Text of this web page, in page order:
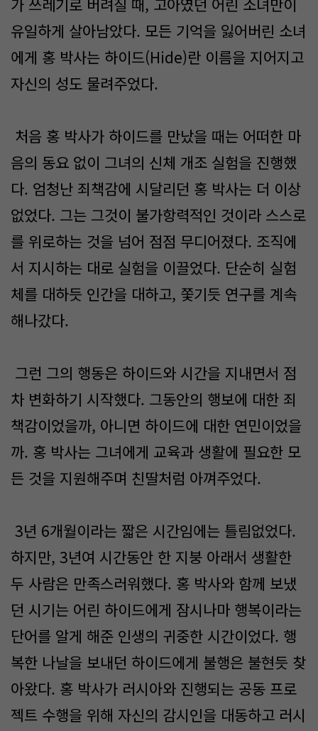
가 쓰레기로 버려질 때, 고아였던 어린 소녀만이
유일하게 살아남았다. 모든 기억을 잃어버린 소녀
에게 홍 박사는 하이드(Hide)란 이름을 지어지고
자신의 성도 물려주었다.
처음 홍 박사가 하이드를 만났을 때는 어떠한 마
음의 동요 없이 그녀의 신체 개조 실험을 진행했
다. 엄청난 죄책감에 시달리던 홍 박사는 더 이상
없었다. 그는 그것이 불가항력적인 것이라 스스로
를 위로하는 것을 넘어 점점 무디어졌다. 조직에
서 지시하는 대로 실험을 이끌었다. 단순히 실험
체를 대하듯 인간을 대하고, 쫓기듯 연구를 계속
해나갔다.
그런 그의 행동은 하이드와 시간을 지내면서 점
차 변화하기 시작했다. 그동안의 행보에 대한 죄
책감이었을까, 아니면 하이드에 대한 연민이었을
까. 홍 박사는 그녀에게 교육과 생활에 필요한 모
든 것을 지원해주며 친딸처럼 아껴주었다.
3년 6개월이라는 짧은 시간임에는 틀림없었다.
하지만, 3년여 시간동안 한 지붕 아래서 생활한
두 사람은 만족스러워했다. 홍 박사와 함께 보냈
던 시기는 어린 하이드에게 잠시나마 행복이라는
단어를 알게 해준 인생의 귀중한 시간이었다. 행
복한 나날을 보내던 하이드에게 불행은 불현듯 찾
아왔다. 홍 박사가 러시아와 진행되는 공동 프로
젝트 수행을 위해 자신의 감시인을 대동하고 러시